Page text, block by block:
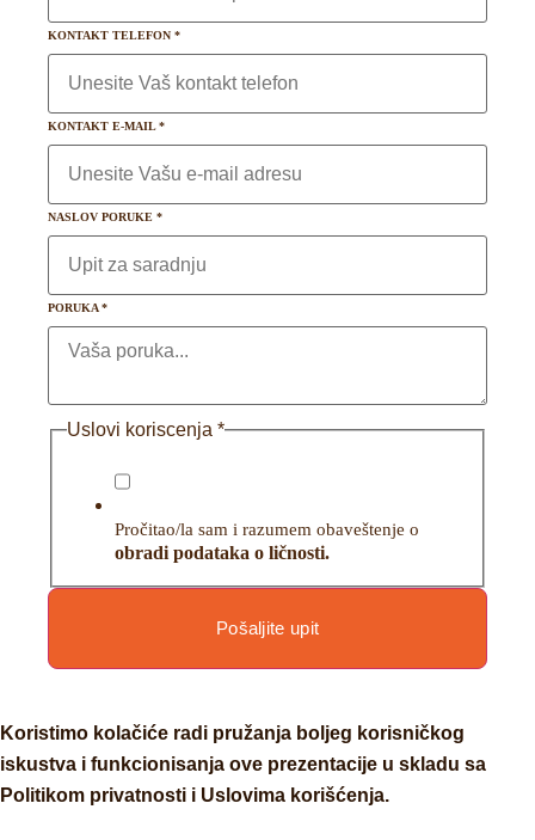
KONTAKT TELEFON *
KONTAKT E-MAIL*
NASLOV PORUKE *
PORUKA*
Uslovi koriscenja *
Pročitao/la sam i razumem obaveštenje o
obradi podataka o ličnosti.
Pošaljite upit
Koristimo kolačiće radi pružanja boljeg korisničkog
iskustva i funkcionisanja ove prezentacije u skladu sa
Politikom privatnosti i Uslovima korišćenja.